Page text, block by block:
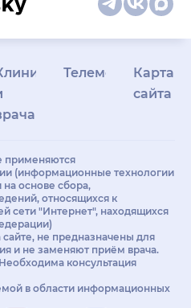
Телемедицина
Карта
сайта
применяются
(информационные технологии
основе сбора,
относящихся к
сети "Интернет", находящихся
не предназначены для
и не заменяют приём врача.
консультация
в области информационных